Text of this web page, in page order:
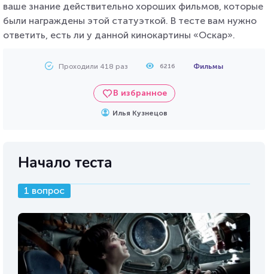
ваше знание действительно хороших фильмов, которые
были награждены этой статуэткой. В тесте вам нужно
ответить, есть ли у данной кинокартины «Оскар».
Проходили 418 раз 6216 Фильмы
В избранное
Илья Кузнецов
Начало теста
1 вопрос